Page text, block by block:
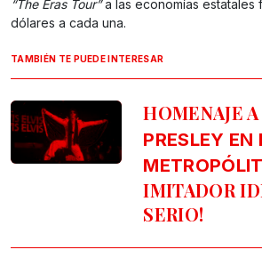
“The Eras Tour”a las economías estatales
dólares a cada una.
TAMBIÉN TE PUEDE INTERESAR
HOMENAJE A
PRESLEY EN
IMITADOR
SERIO!